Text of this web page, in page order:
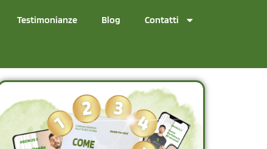
Testimonianze Blog Contatti